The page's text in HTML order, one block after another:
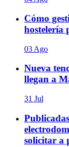
Cómo
hostelería
03 Ago
Nueva
llegan a
31 Jul
solicitar a